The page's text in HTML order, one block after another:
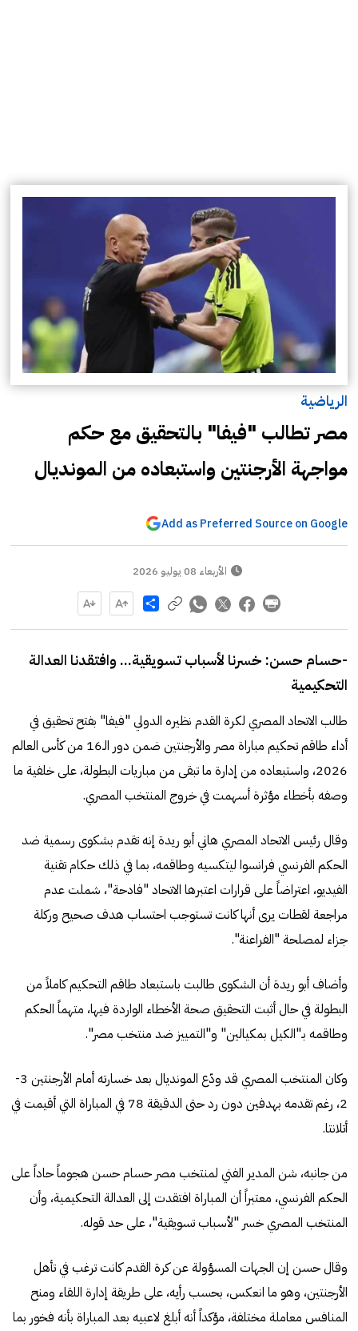
الرياضية
مصر تطالب "فيفا" بالتحقيق مع حكم
مواجهة الأرجنتين واستبعاده من المونديال
Add as Preferred Source on Google
الأربعاء 08 يوليو 2026
Share
-حسام حسن: خسرنا لأسباب تسويقية... وافتقدنا العدالة
التحكيمية
طالب الاتحاد المصري لكرة القدم نظيره الدولي "فيفا" بفتح تحقيق في
أداء طاقم تحكيم مباراة مصر والأرجنتين ضمن دور الـ16 من كأس العالم
2026، واستبعاده من إدارة ما تبقى من مباريات البطولة، على خلفية ما
وصفه بأخطاء مؤثرة أسهمت في خروج المنتخب المصري.
وقال رئيس الاتحاد المصري هاني أبو ريدة إنه تقدم بشكوى رسمية ضد
الحكم الفرنسي فرانسوا ليتكسيه وطاقمه، بما في ذلك حكام تقنية
الفيديو، اعتراضاً على قرارات اعتبرها الاتحاد "فادحة"، شملت عدم
مراجعة لقطات يرى أنها كانت تستوجب احتساب هدف صحيح وركلة
جزاء لمصلحة "الفراعنة".
وأضاف أبو ريدة أن الشكوى طالبت باستبعاد طاقم التحكيم كاملاً من
البطولة في حال أثبت التحقيق صحة الأخطاء الواردة فيها، متهماً الحكم
وطاقمه بـ"الكيل بمكيالين" و"التمييز ضد منتخب مصر".
وكان المنتخب المصري قد ودّع المونديال بعد خسارته أمام الأرجنتين 3-
2، رغم تقدمه بهدفين دون رد حتى الدقيقة 78 في المباراة التي أقيمت في
أتلانتا.
من جانبه، شن المدير الفني لمنتخب مصر حسام حسن هجوماً حاداً على
الحكم الفرنسي، معتبراً أن المباراة افتقدت إلى العدالة التحكيمية، وأن
المنتخب المصري خسر "لأسباب تسويقية"، على حد قوله.
وقال حسن إن الجهات المسؤولة عن كرة القدم كانت ترغب في تأهل
الأرجنتين، وهو ما انعكس، بحسب رأيه، على طريقة إدارة اللقاء ومنح
المنافس معاملة مختلفة، مؤكداً أنه أبلغ لاعبيه بعد المباراة بأنه فخور بما